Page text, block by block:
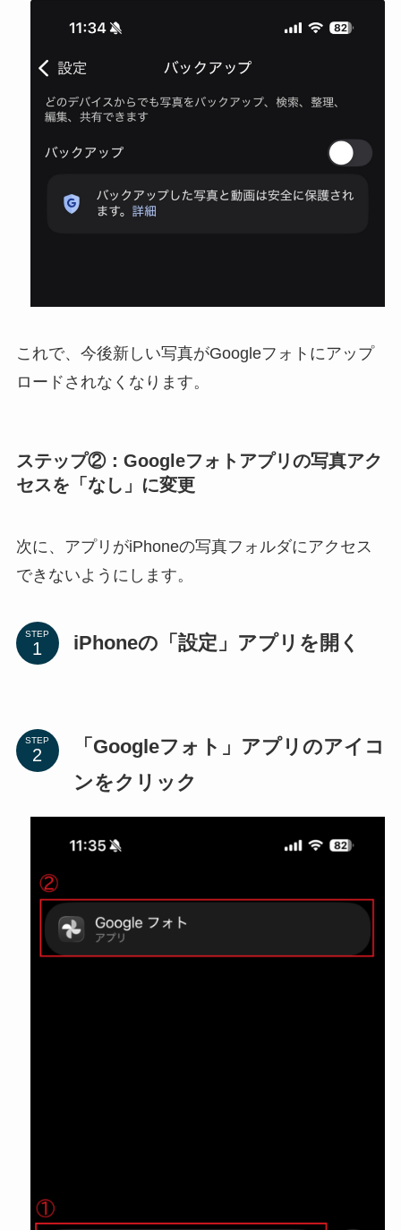
これで、今後新しい写真がGoogleフォトにアップ
ロードされなくなります。
ステップ②：Googleフォトアプリの写真アク
セスを「なし」に変更
次に、アプリがiPhoneの写真フォルダにアクセス
できないようにします。
STEP iPhoneの「設定」アプリを開く
STEP
「Googleフォト」アプリのアイコ
ンをクリック